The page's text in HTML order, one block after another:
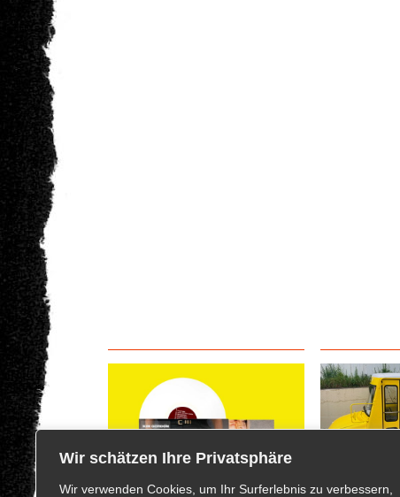
Wir schätzen Ihre Privatsphäre
Wir verwenden Cookies, um Ihr Surferlebnis zu verbessern,